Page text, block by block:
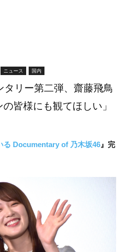
ニュース 国内
タリー第二弾、齋藤飛鳥
皆様にも観てほしい」
る Documentary of 乃木坂46 』完